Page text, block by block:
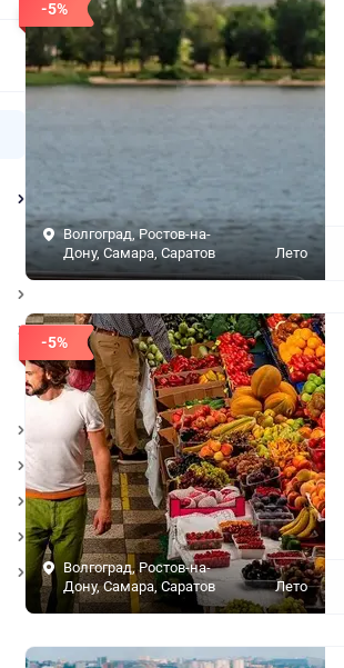
-5%
Волгоград, Ростов-на-
Дону, Самара, Саратов
Лето
-5%
Волгоград, Ростов-на-
Дону, Самара, Саратов
Лето